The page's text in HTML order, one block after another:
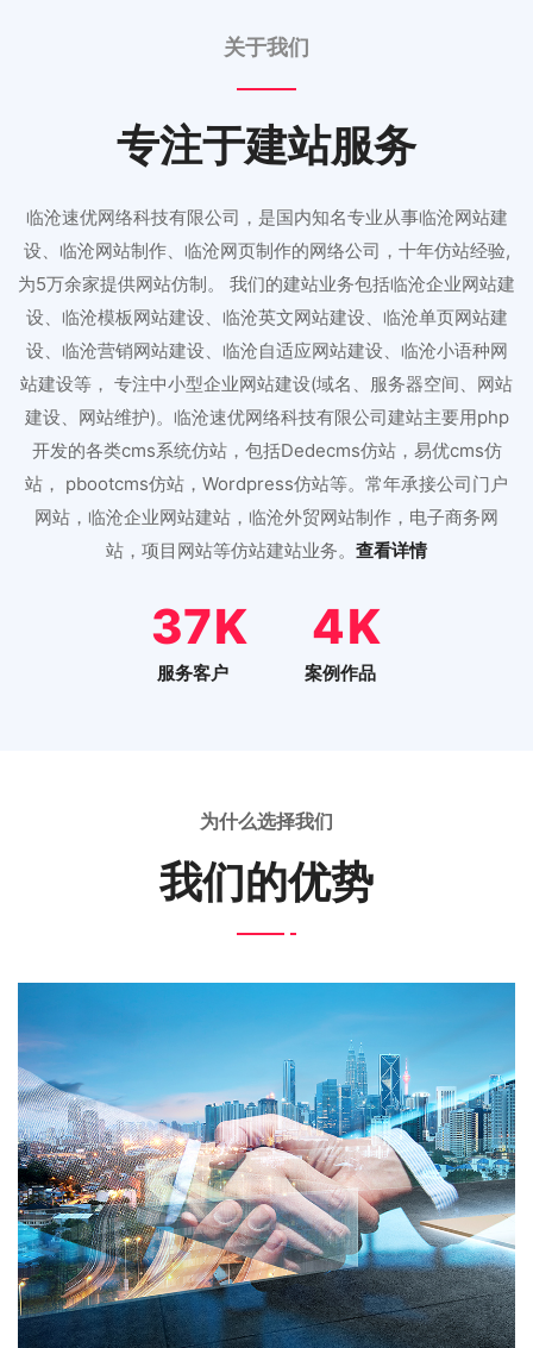
关于我们
专注于建站服务
临沧速优网络科技有限公司，是国内知名专业从事临沧网站建
设、临沧网站制作、临沧网页制作的网络公司，十年仿站经验,
为5万余家提供网站仿制。 我们的建站业务包括临沧企业网站建
设、临沧模板网站建设、临沧英文网站建设、临沧单页网站建
设、临沧营销网站建设、临沧自适应网站建设、临沧小语种网
站建设等， 专注中小型企业网站建设(域名、服务器空间、网站
建设、网站维护)。临沧速优网络科技有限公司建站主要用php
开发的各类cms系统仿站，包括Dedecms仿站，易优cms仿
站， pbootcms仿站，Wordpress仿站等。常年承接公司门户
网站，临沧企业网站建站，临沧外贸网站制作，电子商务网
站，项目网站等仿站建站业务。 查看详情
46
服务客户
5
案例作品
为什么选择我们
我们的优势